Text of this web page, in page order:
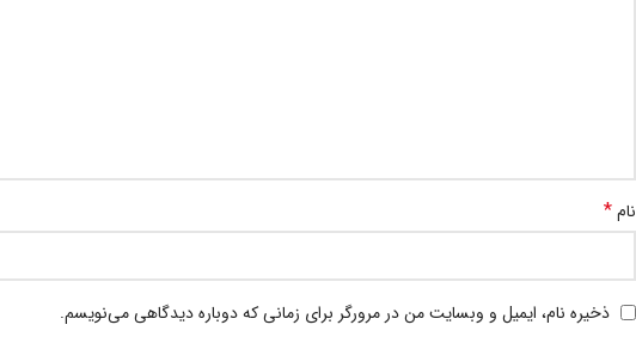
نام*
ذخیره نام، ایمیل و وبسایت من در مرورگر برای زمانی که دوباره دیدگاهی می‌نویسم.